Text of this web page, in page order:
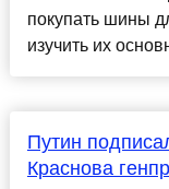
покупать шины
изучить их
Путин
Краснова